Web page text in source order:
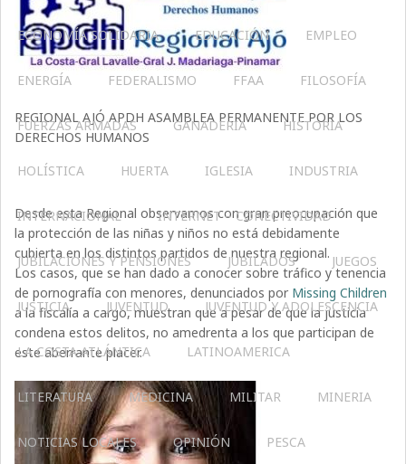
ECONOMÍA SOLIDARIA EDUCACIÓN EMPLEO
ENERGÍA FEDERALISMO FFAA FILOSOFÍA
FUERZAS ARMADAS GANADERIA HISTORIA
HOLÍSTICA HUERTA IGLESIA INDUSTRIA
INTERNACIONAL INTERNET – CONECTIVIDAD
JUBILACIONES Y PENSIONES JUBILADOS JUEGOS
JUSTICIA JUVENTUD JUVENTUD Y ADOLESCENCIA
LA COSTA ATLÁNTICA LATINOAMERICA
LITERATURA MEDICINA MILITAR MINERIA
NOTICIAS LOCALES OPINIÓN PESCA
REGIONAL AJÓ APDH ASAMBLEA PERMANENTE POR LOS
DERECHOS HUMANOS
Desde esta Regional observamos con gran preocupación que
la protección de las niñas y niños no está debidamente
cubierta en los distintos partidos de nuestra regional.
Los casos, que se han dado a conocer sobre tráfico y tenencia
de pornografía con menores, denunciados por Missing Children
a la fiscalía a cargo, muestran que a pesar de que la justicia
condena estos delitos, no amedrenta a los que participan de
este aberrante placer.